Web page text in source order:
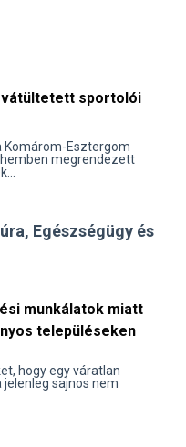
sportolói
Komárom-Esztergom
megrendezett
Egészségügy és
munkálatok miatt
településeken
hogy egy váratlan
sajnos nem